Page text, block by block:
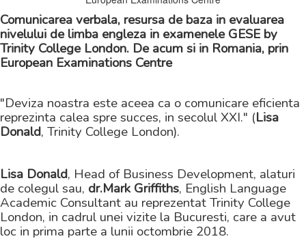
Comunicarea verbala, resursa de baza in evaluarea
nivelului de limba engleza in examenele GESE by
Trinity College London. De acum si in Romania, prin
European Examinations Centre
"Deviza noastra este aceea ca o comunicare eficienta
reprezinta calea spre succes, in secolul XXI." (Lisa
Donald, Trinity College London).
Lisa Donald, Head of Business Development, alaturi
de colegul sau, dr.Mark Griffiths, English Language
Academic Consultant au reprezentat Trinity College
London, in cadrul unei vizite la Bucuresti, care a avut
loc in prima parte a lunii octombrie 2018.